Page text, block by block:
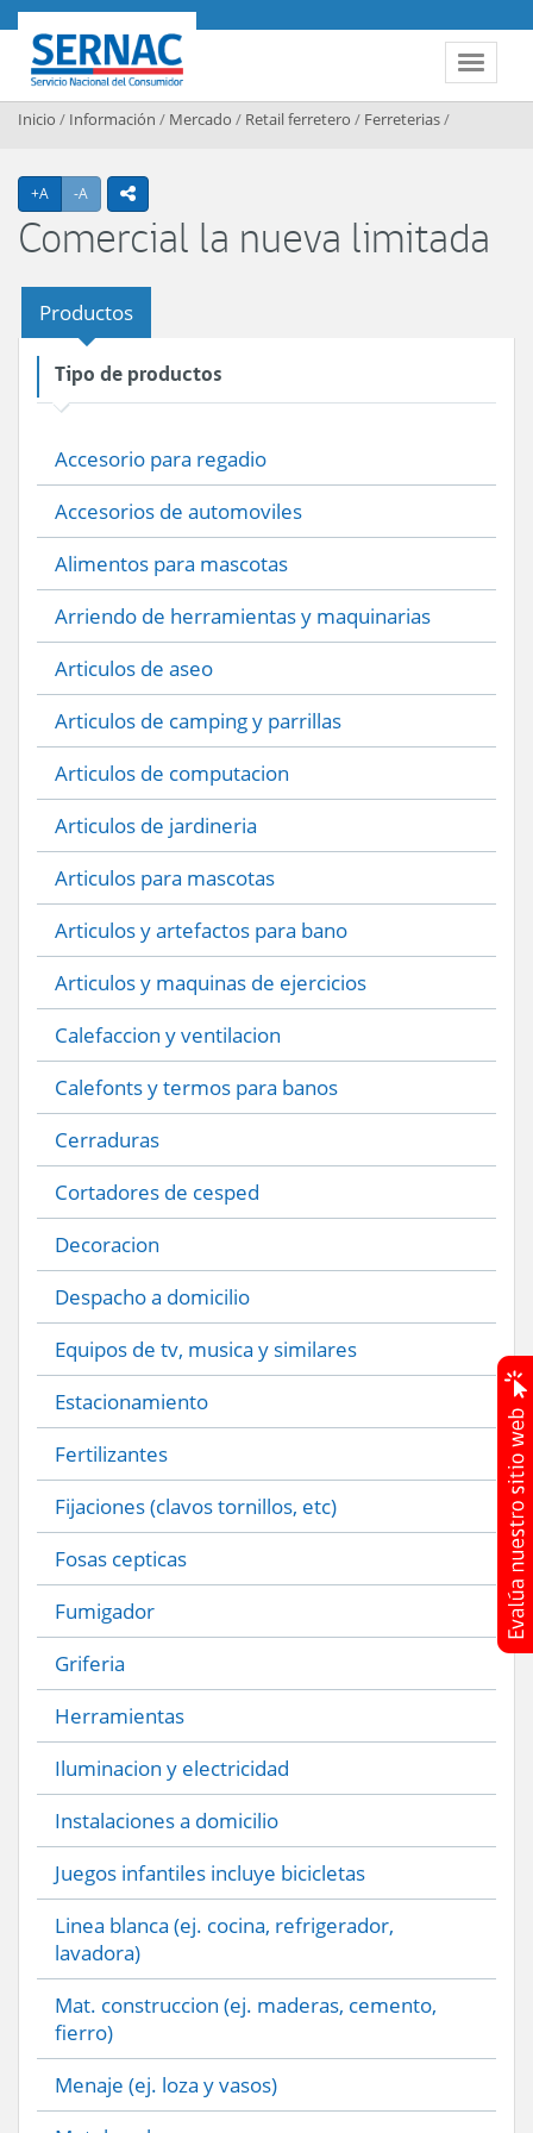
Contenido principal
Toggle
SERNAC
Inicio / Información / Mercado / Retail ferretero / Ferreterias/
+A Agrandar texto
-A Achicar textoicono compartir
Comercial la nueva limitada
Productos
Tipo de productos
Accesorio para regadio
Accesorios de automoviles
Alimentos para mascotas
Arriendo de herramientas y maquinarias
Articulos de aseo
Articulos de camping y parrillas
Articulos de computacion
Articulos de jardineria
Articulos para mascotas
Articulos y artefactos para bano
Articulos y maquinas de ejercicios
Calefaccion y ventilacion
Calefonts y termos para banos
Cerraduras
Cortadores de cesped
Decoracion
Despacho a domicilio
Equipos de tv, musica y similares
Estacionamiento
Fertilizantes
Fijaciones (clavos tornillos, etc)
Fosas cepticas
Fumigador
Griferia
Herramientas
Iluminacion y electricidad
Instalaciones a domicilio
Juegos infantiles incluye bicicletas
Linea blanca (ej. cocina, refrigerador,
lavadora)
Mat. construccion (ej. maderas, cemento,
fierro)
Menaje (ej. loza y vasos)